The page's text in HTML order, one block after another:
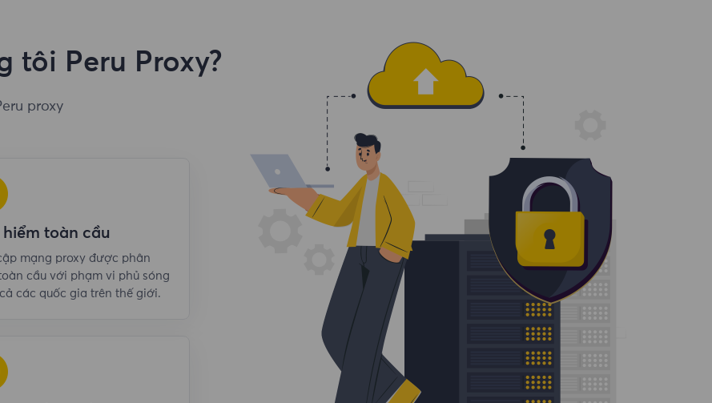
tôi Peru Proxy?
proxy
hiểm toàn cầu
cập mạng proxy được phân
cầu với phạm vi phủ sóng
các quốc gia trên thế giới.